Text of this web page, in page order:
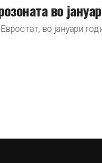
во
во јануари